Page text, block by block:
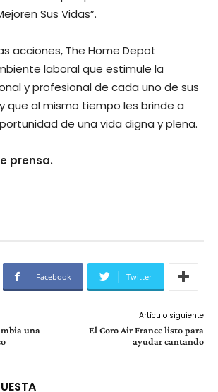
Sus Vidas”.
acciones, The Home Depot
laboral que estimule la
y profesional de cada uno de sus
que al mismo tiempo les brinde a
de una vida digna y plena.
prensa.
Facebook Twitter
una
Artículo siguiente
El Coro Air France listo para
ayudar cantando